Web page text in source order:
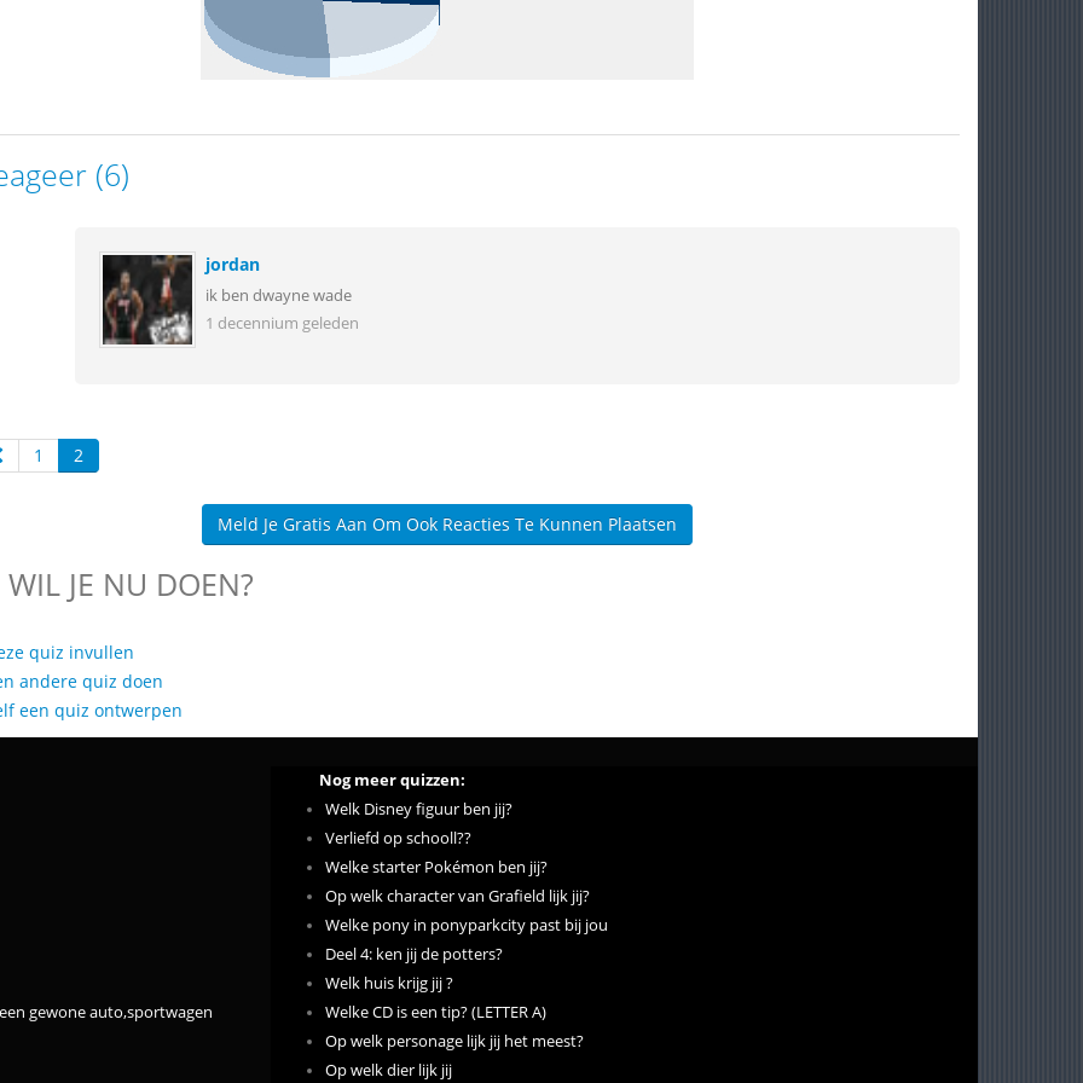
(6)
jordan
ik ben dwayne wade
1 decennium geleden
1 2
Meld Je Gratis Aan Om Ook Reacties Te Kunnen Plaatsen
JE NU DOEN?
quiz invullen
andere quiz doen
een quiz ontwerpen
gewone auto,sportwagen
Nog meer quizzen:
Welk Disney figuur ben jij?
Verliefd op schooll??
Welke starter Pokémon ben jij?
Op welk character van Grafield lijk jij?
Welke pony in ponyparkcity past bij jou
Deel 4: ken jij de potters?
Welk huis krijg jij ?
Welke CD is een tip? (LETTER A)
Op welk personage lijk jij het meest?
Op welk dier lijk jij